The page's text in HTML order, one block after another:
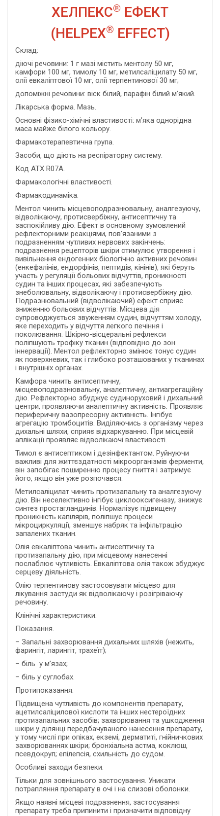
ХЕЛПЕКС® ЕФЕКТ
(HELPEX® EFFECT)
Склад:
діючі речовини: 1 г мазі містить ментолу 50 мг,
камфори 100 мг, тимолу 10 мг, метилсаліцилату 50 мг,
олії евкаліптової 10 мг, олії терпентинової 30 мг;
допоміжні речовини: віск білий, парафін білий м’який.
Лікарська форма. Мазь.
Основні фізико-хімічні властивості: м’яка однорідна
маса майже білого кольору.
Фармакотерапевтична група.
Засоби, що діють на респіраторну систему.
Код ATХ R07A.
Фармакологічні властивості.
Фармакодинаміка.
Ментол чинить місцевоподразнювальну, аналгезуючу,
відволікаючу, протисвербіжну, антисептичну та
заспокійливу дію. Ефект в основному зумовлений
рефлекторними реакціями, пов’язаними з
подразненням чутливих нервових закінчень:
подразнення рецепторів шкіри стимулює утворення і
вивільнення ендогенних біологічно активних речовин
(енкефалінів, ендорфінів, пептидів, кінінів), які беруть
участь у регуляції больових відчуттів, проникності
судин та інших процесах, які забезпечують
знеболювальну, відволікаючу і протисвербіжну дію.
Подразнювальний (відволікаючий) ефект сприяє
зниженню больових відчуттів. Місцева дія
супроводжується звуженням судин, відчуттям холоду,
яке переходить у відчуття легкого печіння і
поколювання. Шкірно-вісцеральні рефлекси
поліпшують трофіку тканин (відповідно до зон
іннервації). Ментол рефлекторно змінює тонус судин
як поверхневих, так і глибоко розташованих у тканинах
і внутрішніх органах.
Камфора чинить антисептичну,
місцевоподразнювальну, аналептичну, антиагрегаційну
дію. Рефлекторно збуджує судиноруховий і дихальний
центри, проявляючи аналептичну активність. Проявляє
периферичну вазопресорну активність. Інгібує
агрегацію тромбоцитів. Виділяючись з організму через
дихальні шляхи, сприяє відхаркуванню. При місцевій
аплікації проявляє відволікаючі властивості.
Тимол є антисептиком і дезінфектантом. Руйнуючи
важливі для життєздатності мікроорганізмів ферменти,
він запобігає поширенню процесу гниття і затримує
його, якщо він уже розпочався.
Метилсаліцилат чинить протизапальну та аналгезуючу
дію. Він неселективно інгібує циклооксигеназу, знижує
синтез простагландинів. Нормалізує підвищену
проникність капілярів, поліпшує процеси
мікроциркуляції, зменшує набряк та інфільтрацію
запалених тканин.
Олія евкаліптова чинить антисептичну та
протизапальну дію, при місцевому нанесенні
послаблює чутливість. Евкаліптова олія також збуджує
серцеву діяльність.
Олію терпентинову застосовувати місцево для
лікування застуди як відволікаючу і розігріваючу
речовину.
Клінічні характеристики.
Показання.
– Запальні захворювання дихальних шляхів (нежить,
фарингіт, ларингіт, трахеїт);
– біль у м’язах;
– біль у суглобах.
Протипоказання.
Підвищена чутливість до компонентів препарату,
ацетилсаліцилової кислоти та інших нестероїдних
протизапальних засобів; захворювання та ушкодження
шкіри у ділянці передбачуваного нанесення препарату,
у тому числі при опіках, екземі, дерматиті, гнійничкових
захворюваннях шкіри; бронхіальна астма, коклюш,
псевдокруп; епілепсія, схильність до судом.
Особливі заходи безпеки.
Тільки для зовнішнього застосування. Уникати
потрапляння препарату в очі і на слизові оболонки.
Якщо наявні місцеві подразнення, застосування
препарату треба припинити і призначити відповідну